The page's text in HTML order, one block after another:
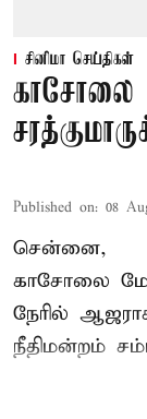
சினிமா செய்திகள்
காசோலை
Published on: 08
சென்னை,
காசோலை
நேரில்
நீதிமன்றம்